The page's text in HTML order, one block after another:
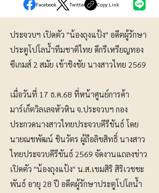
Facebook Twitter Copy Link
ประจวบฯ เปิดตัว "น้องถุงแป้ง" อดีตผู้รักษา
ประตูโปโลน้ำทีมชาติไทย ดีกรีเหรียญทอง
ซีเกมส์ 2 สมัย เข้าชิงชัย นางสาวไทย 2569
เมื่อวันที่ 17 ธ.ค.68 ที่หน้าศูนย์การค้า
มาร์เก็ตวิลเลจหัวหิน จ.ประจวบฯ กอง
ประกวดนางสาวไทยประจวบคีรีขันธ์ โดย
นายณชพัฒน์ ชินวัตร ผู้ถือลิขสิทธิ์ นางสาว
ไทยประจวบคีรีขันธ์ 2569 จัดงานแถลงข่าว
เปิดตัว "น้องถุงแป้ง" น.ส.เขมสิริ สิริเวชชะ
พันธ์ อายุ 28 ปี อดีตผู้รักษาประตูโปโลน้ำ